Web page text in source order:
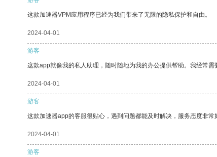
这款加速器VPM应用程序已经为我们带来了无限的隐私保护和自由。
2024-04-01
游客
这款app就像我的私人助理，随时随地为我的办公提供帮助。我经常
2024-04-01
游客
这款加速器app的客服很贴心，遇到问题都能及时解决，服务态度非常
2024-04-01
游客